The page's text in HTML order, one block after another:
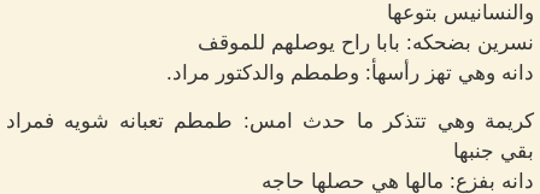
والنسانيس بتوعها
نسرين بضحكه: بابا راح يوصلهم للموقف
دانه وهي تهز رأسهأ: وطمطم والدكتور مراد.
كريمة وهي تتذكر ما حدث امس: طمطم تعبانه شويه فمراد
بقي جنبها
دانه بفزع: مالها هي حصلها حاجه